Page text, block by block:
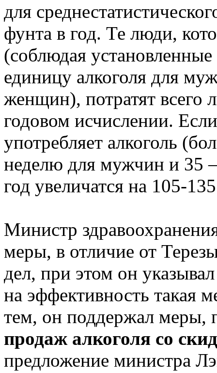
для
фунта в год. Те люди,
(соблюдая
единицу алкоголя для
женщин), потратят всего
годовом исчислении.
употребляет алкоголь
неделю для мужчин и 35
год увеличатся на 105-
Министр
меры, в отличие от
дел, при этом он
на эффективность такая
тем, он поддержал меры,
продаж алкоголя со
предложение министра